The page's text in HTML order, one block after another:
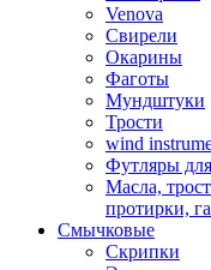
Venova
Свирели
Окарины
Фаготы
Мундштуки
Трости
wind
Футляры
Масла,
протирки,
Смычковые
Скрипки